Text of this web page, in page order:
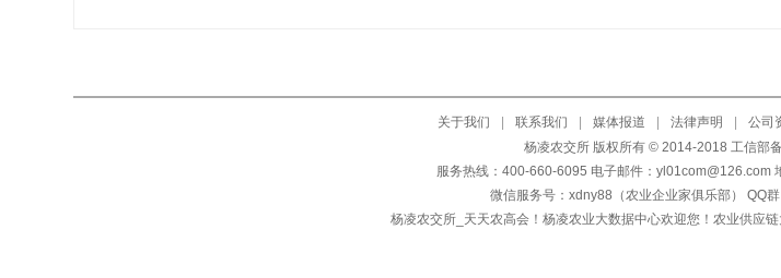
关于我们 联系我们 媒体报道 法律声明 公司
杨凌农交所 版权所有 © 2014-2018 工信部备
服务热线：400-660-6095 电子邮件：yl01com@126.com
微信服务号：xdny88（农业企业家俱乐部） QQ
杨凌农交所_天天农高会！杨凌农业大数据中心欢迎您！农业供应